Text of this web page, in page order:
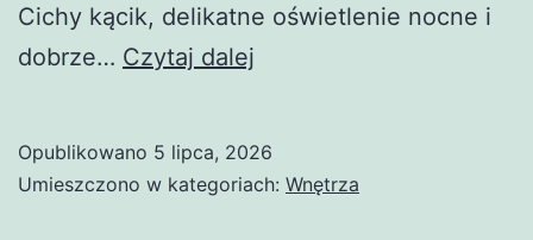
Cichy kącik, delikatne oświetlenie nocne i
dobrze… Czytaj dalej
dziecka
Opublikowano 5 lipca, 2026
Umieszczono w kategoriach: Wnętrza